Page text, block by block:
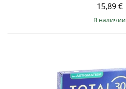
15,89 €
в наличии